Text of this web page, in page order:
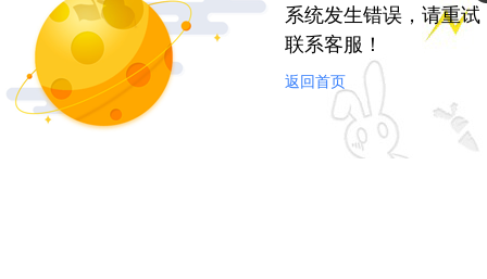
系统发生错误，请重
联系客服！
返回首页